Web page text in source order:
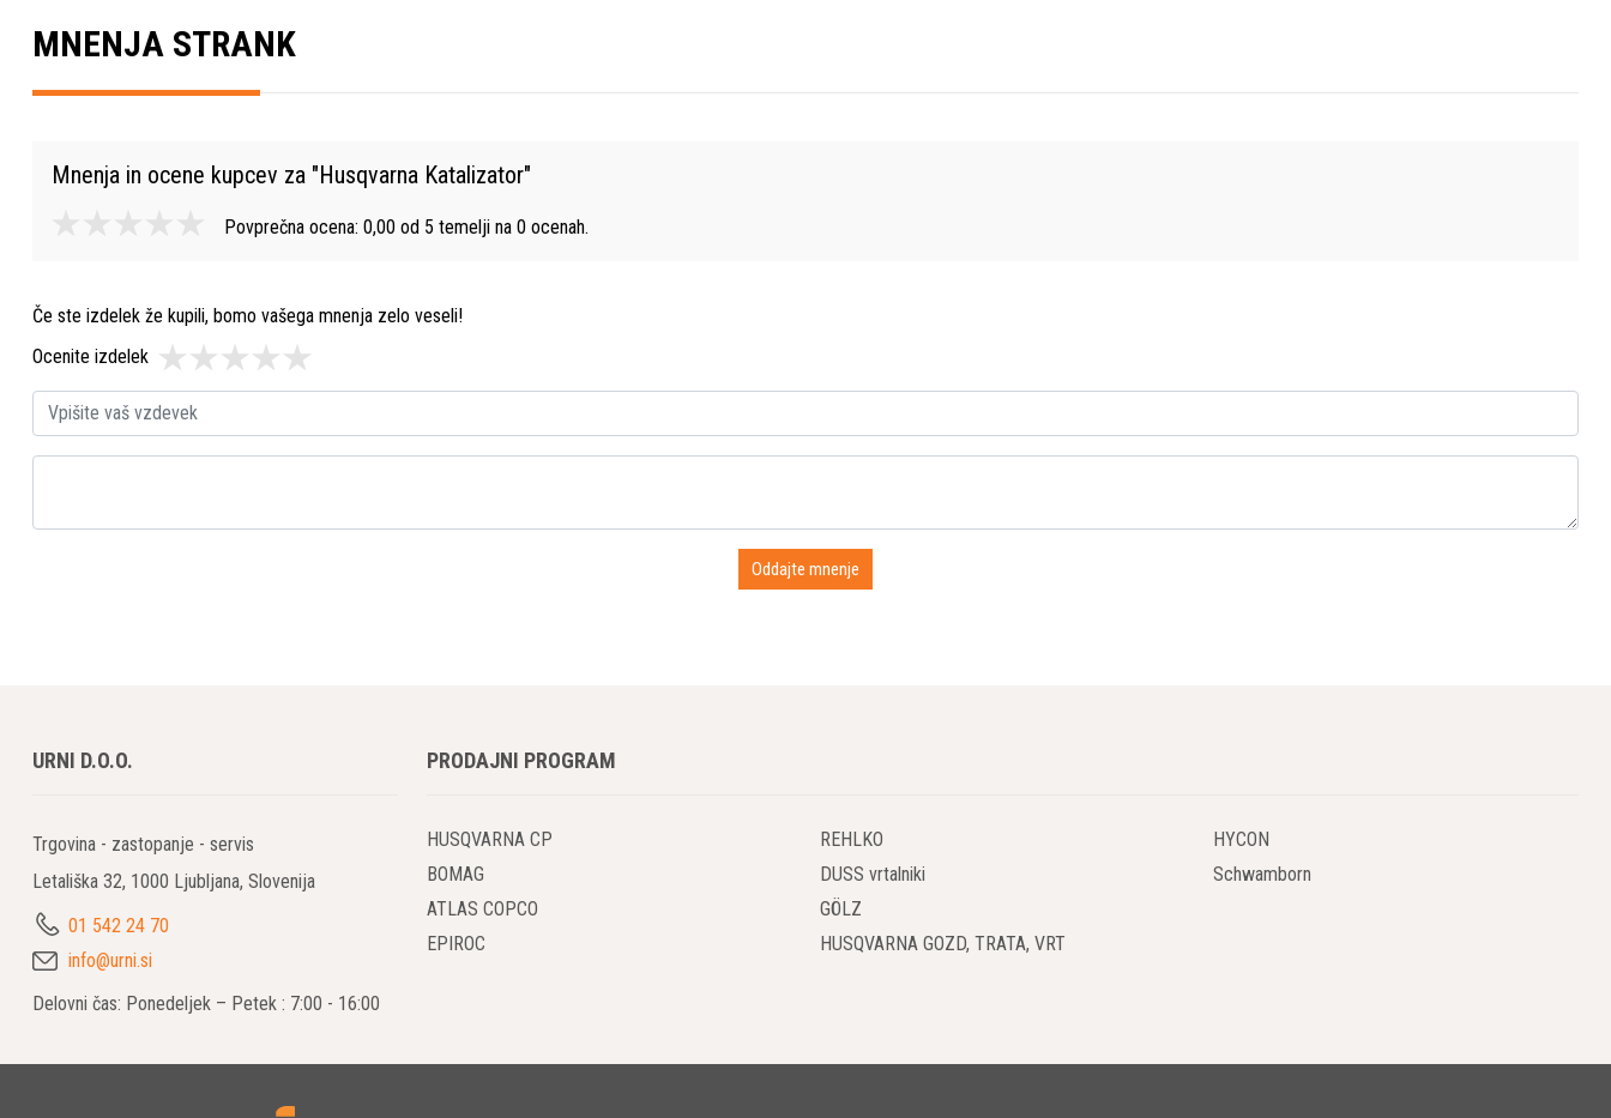
MNENJA STRANK
Mnenja in ocene kupcev za "Husqvarna Katalizator"
Povprečna ocena: 0,00 od 5 temelji na 0 ocenah.
Če ste izdelek že kupili, bomo vašega mnenja zelo veseli!
Ocenite izdelek
URNI D.O.O.
Trgovina - zastopanje - servis
Letališka 32, 1000 Ljubljana, Slovenija
01 542 24 70
info@urni.si
Delovni čas: Ponedeljek – Petek : 7:00 - 16:00
PRODAJNI PROGRAM
HUSQVARNA CP
BOMAG
ATLAS COPCO
EPIROC
REHLKO
DUSS vrtalniki
GÖLZ
HUSQVARNA GOZD, TRATA, VRT
HYCON
Schwamborn